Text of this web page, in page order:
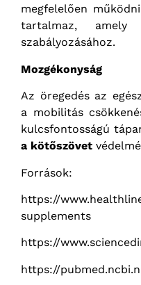
megfelelően
tartalmaz, amely
szabályozásához.
Mozgékonyság
Az öregedés az
a mobilitás
kulcsfontosságú
a kötőszövet
Források:
https://
supplements
https://
https://